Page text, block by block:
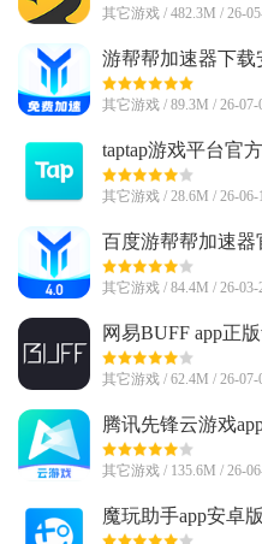
其它游戏 / 482.3M / 26-
游帮帮加速器下载
其它游戏 / 89.3M / 26-07-
taptap游戏平台官
最新版
其它游戏 / 28.6M / 26-06-
百度游帮帮加速器
其它游戏 / 84.4M / 26-03-
网易BUFF app正
其它游戏 / 62.4M / 26-07-
腾讯先锋云游戏
版
其它游戏 / 135.6M / 26-
魔玩助手app安卓